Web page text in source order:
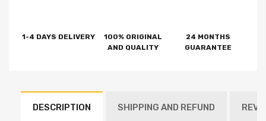
1-4 DAYS DELIVERY
100% ORIGINAL
AND QUALITY
24 MONTHS
GUARANTEE
DESCRIPTION SHIPPING AND REFUND